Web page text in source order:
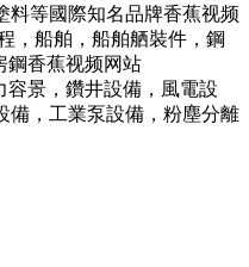
塗料等國際知名品牌香蕉视频
船舶，船舶舾裝件，鋼
香蕉视频网站
，鑽井設備，風電設
備，工業泵設備，粉塵分離